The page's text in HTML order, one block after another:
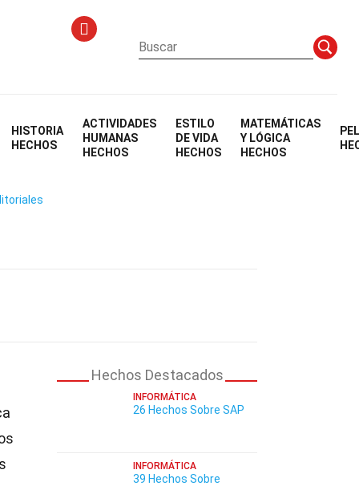
HISTORIA
HECHOS
ACTIVIDADES
HUMANAS
HECHOS
ESTILO
DE VIDA
HECHOS
MATEMÁTICAS
Y LÓGICA
HECHOS
Hechos Destacados
INFORMÁTICA
26 Hechos Sobre SAP
INFORMÁTICA
39 Hechos Sobre